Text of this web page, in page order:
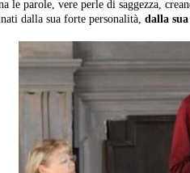
le parole, vere perle di saggezza,
dalla sua forte personalità, dalla